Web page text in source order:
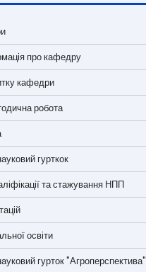
про кафедру
кафедри
робота
гурткок
та стажування НПП
освіти
гурток "Агроперспектива"